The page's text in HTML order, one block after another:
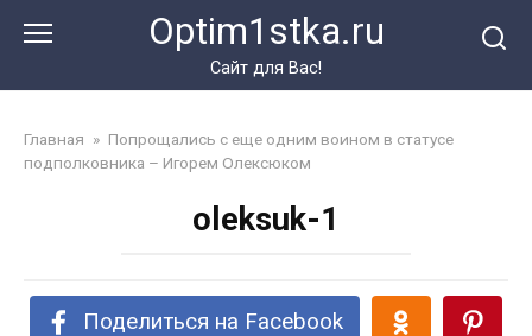
Optim1stka.ru
Сайт для Вас!
Главная » Попрощались с еще одним воином в статусе
подполковника – Игорем Олексюком
oleksuk-1
Поделиться на Facebook